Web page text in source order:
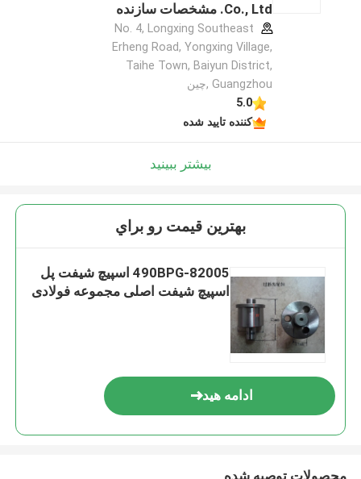
Co., Ltd. مشخصات سازنده
No. 4, Longxing Southeast
Erheng Road, Yongxing Village,
Taihe Town, Baiyun District,
Guangzhou ,چین
5.0
کننده تایید شده
بیشتر ببینید
بهترين قيمت رو براي
490BPG-82005 اسپیچ شیفت پل
اسپیچ شیفت اصلی مجموعه فولادی
ادامه هید
محصولات توصیه شده